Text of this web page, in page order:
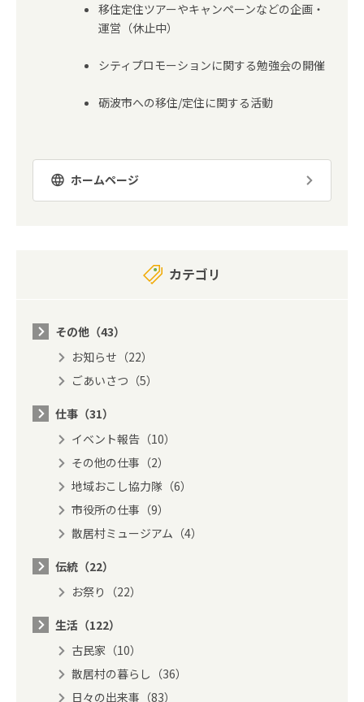
移住定住ツアーやキャンペーンなどの企画・
運営（休止中）
シティプロモーションに関する勉強会の開催
砺波市への移住/定住に関する活動
ホームページ
カテゴリ
その他（43）
お知らせ（22）
ごあいさつ（5）
仕事（31）
イベント報告（10）
その他の仕事（2）
地域おこし協力隊（6）
市役所の仕事（9）
散居村ミュージアム（4）
伝統（22）
お祭り（22）
生活（122）
古民家（10）
散居村の暮らし（36）
日々の出来事（83）